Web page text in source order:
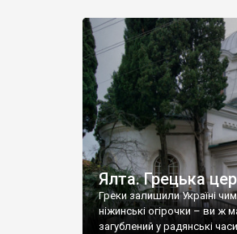
Херсонесі Володимир-
християнином. А потім
Херсонесу Таврійського
Ялта. Грецька
Греки залишили Україні
ніжинські огірочки – ви ж
загублений у радянські